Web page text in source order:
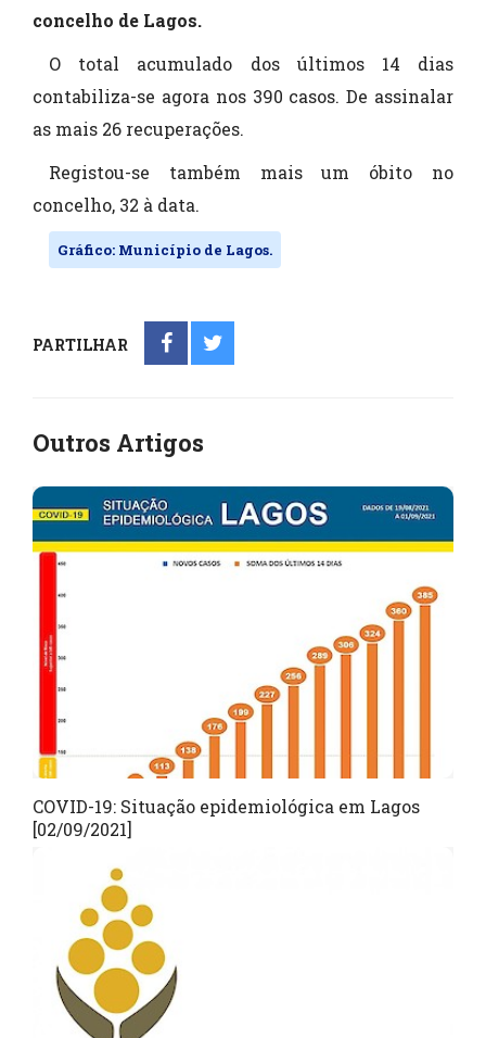
concelho de Lagos.
O total acumulado dos últimos 14 dias
contabiliza-se agora nos 390 casos. De assinalar
as mais 26 recuperações.
Registou-se também mais um óbito no
concelho, 32 à data.
Gráfico: Município de Lagos.
PARTILHAR
Outros Artigos
COVID-19: Situação epidemiológica em Lagos
[02/09/2021]